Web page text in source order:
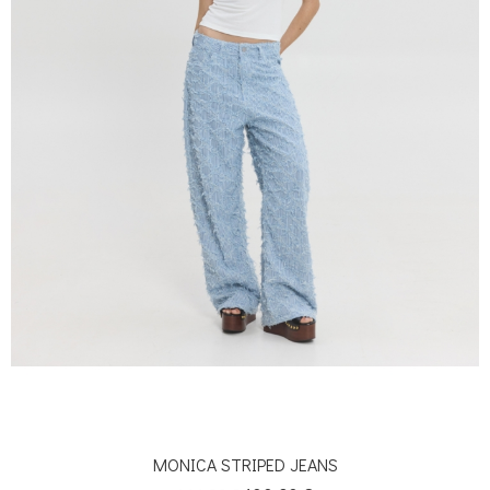
MONICA STRIPED JEANS